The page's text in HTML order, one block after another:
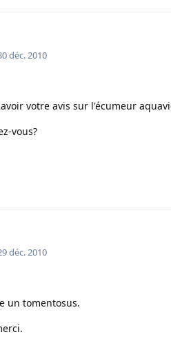
déc. 2010
votre avis sur l'écumeur
vous?
déc. 2010
un tomentosus.